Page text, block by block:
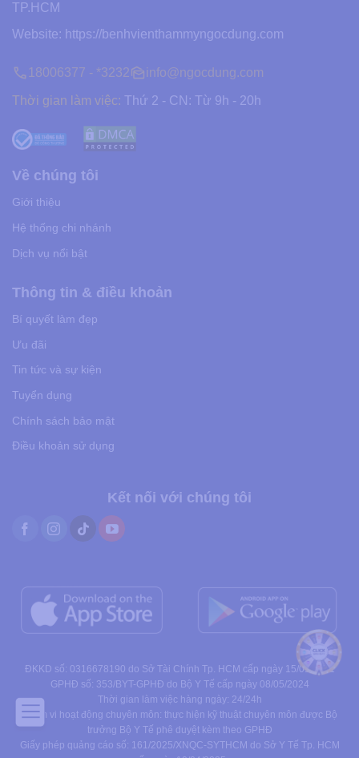
TP.HCM
Website: https://benhvienthammyngocdung.com
18006377 - *3232 info@ngocdung.com
Thời gian làm việc: Thứ 2 - CN: Từ 9h - 20h
Về chúng tôi
Giới thiệu
Hệ thống chi nhánh
Dịch vụ nổi bật
Thông tin & điều khoản
Bí quyết làm đẹp
Ưu đãi
Tin tức và sự kiện
Tuyển dụng
Chính sách bảo mật
Điều khoản sử dụng
Kết nối với chúng tôi
ĐKKD số: 0316678190 do Sở Tài Chính Tp. HCM cấp ngày 15/01/2021
GPHĐ số: 353/BYT-GPHĐ do Bộ Y Tế cấp ngày 08/05/2024
Thời gian làm việc hàng ngày: 24/24h
Phạm vi hoạt động chuyên môn: thực hiện kỹ thuật chuyên môn được Bộ
trưởng Bộ Y Tế phê duyệt kèm theo GPHĐ
Giấy phép quảng cáo số: 161/2025/XNQC-SYTHCM do Sở Y Tế Tp. HCM